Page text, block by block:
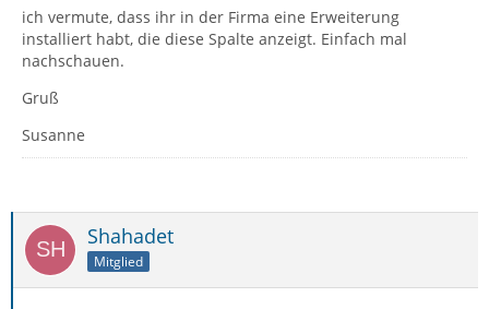
ich vermute, dass ihr in der Firma eine Erweiterung
installiert habt, die diese Spalte anzeigt. Einfach mal
nachschauen.
Gruß
Susanne
Shahadet
Mitglied